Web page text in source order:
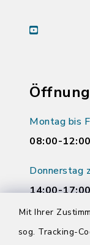
Mit Ihrer
sog. Tracking-
youtube
Montag bis
08:00-
Donnerstag
14:00-